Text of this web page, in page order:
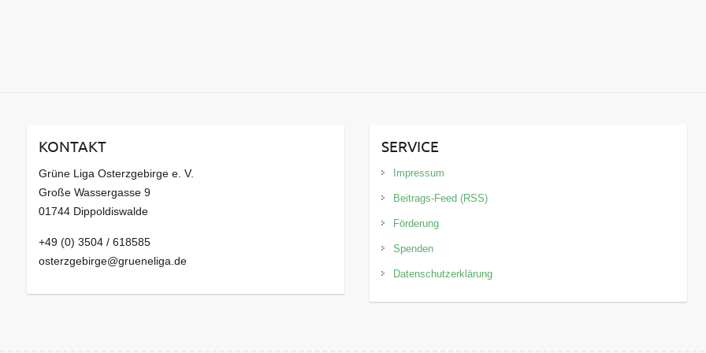
KONTAKT
Grüne Liga Osterzgebirge e. V.
Große Wassergasse 9
01744 Dippoldiswalde
+49 (0) 3504 / 618585
osterzgebirge@grueneliga.de
SERVICE
Impressum
Beitrags-Feed (RSS)
Förderung
Spenden
Datenschutzerklärung